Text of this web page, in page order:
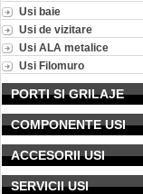
Usi baie
Usi de vizitare
Usi ALA metalice
Usi Filomuro
PORTI SI GRILAJE
COMPONENTE USI
ACCESORII USI
SERVICII USI